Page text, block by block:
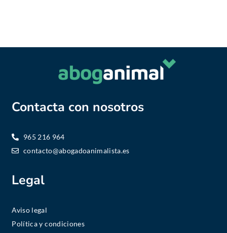
Contacta con nosotros
965 216 964
contacto@abogadoanimalista.es
Legal
Aviso legal
Política y condiciones